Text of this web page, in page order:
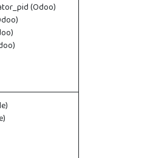
(Odoo)